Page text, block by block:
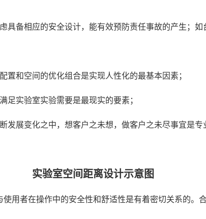
具备相应的安全设计，能有效预防责任事故的产生；
置和空间的优化组合是实现人性化的最基本因素；
足实验室实验需要是最现实的要素；
发展变化之中，想客户之未想，做客户之未尽事宜是
实验室空间距离设计示意图
用者在操作中的安全性和舒适性是有着密切关系的。